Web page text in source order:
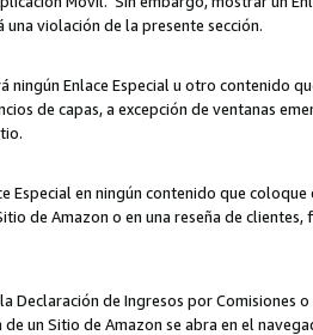
violación de la presente sección.
ningún Enlace Especial u otro contenido
de capas, a excepción de ventanas
Especial en ningún contenido que
de Amazon o en una reseña de
Declaración de Ingresos por
un Sitio de Amazon se abra en el